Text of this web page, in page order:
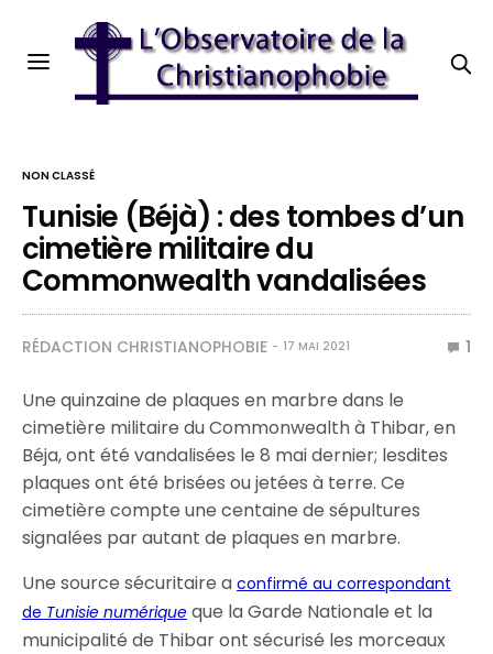
NON CLASSÉ
Tunisie (Béjà) : des tombes d’un
cimetière militaire du
Commonwealth vandalisées
RÉDACTION CHRISTIANOPHOBIE 17 MAI 2021 1
Une quinzaine de plaques en marbre dans le
cimetière militaire du Commonwealth à Thibar, en
Béja, ont été vandalisées le 8 mai dernier; lesdites
plaques ont été brisées ou jetées à terre. Ce
cimetière compte une centaine de sépultures
signalées par autant de plaques en marbre.
Une source sécuritaire aconfirmé au correspondant
de Tunisie numérique que la Garde Nationale et la
municipalité de Thibar ont sécurisé les morceaux